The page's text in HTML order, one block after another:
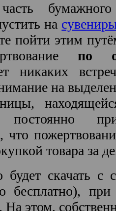
на
пойти этим
по
никаких
на
постоянно
что
товара за
скачать с
бесплатно),
На этом,